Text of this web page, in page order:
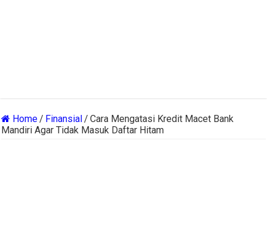
Home/ Finansial/ Cara Mengatasi Kredit Macet Bank
Mandiri Agar Tidak Masuk Daftar Hitam